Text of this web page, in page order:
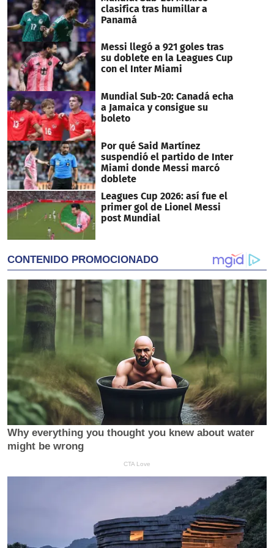
clasifica tras humillar a
Panamá
Messi llegó a 921 goles tras
su doblete en la Leagues Cup
con el Inter Miami
Mundial Sub-20: Canadá echa
a Jamaica y consigue su
boleto
Por qué Said Martínez
suspendió el partido de Inter
Miami donde Messi marcó
doblete
Leagues Cup 2026: así fue el
primer gol de Lionel Messi
post Mundial